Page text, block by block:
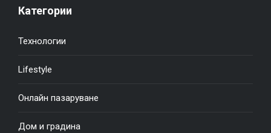
Категории
Технологии
Lifestyle
Онлайн пазаруване
Дом и градина